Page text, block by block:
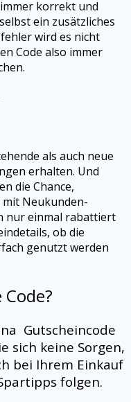
korrekt und
ein zusätzliches
wird es nicht
Code also immer
als auch neue
erhalten. Und
die Chance,
mit Neukunden-
nur einmal rabattiert
ob die
genutzt werden
Gutscheincode
sich keine Sorgen,
bei Ihrem Einkauf
folgen.